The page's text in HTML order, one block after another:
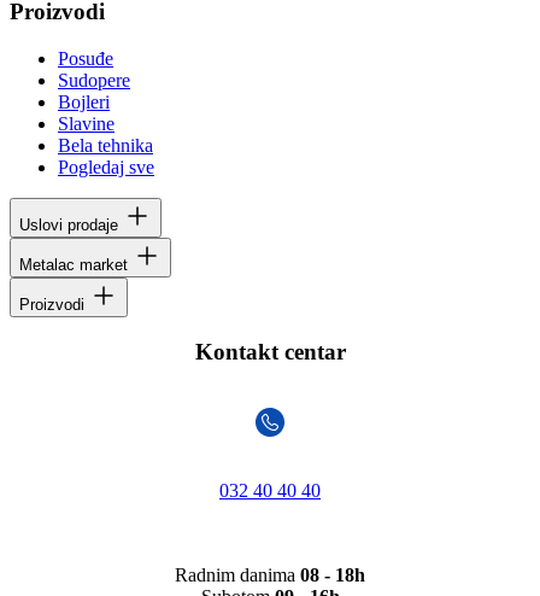
Proizvodi
Posuđe
Sudopere
Bojleri
Slavine
Bela tehnika
Pogledaj sve
Uslovi prodaje
Metalac market
Proizvodi
Kontakt centar
032 40 40 40
Radnim danima 08 - 18h